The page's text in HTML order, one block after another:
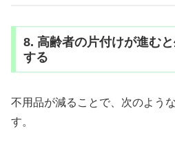
8. 高齢者の片付けが進む
する
不用品が減ることで、次のよう
す。